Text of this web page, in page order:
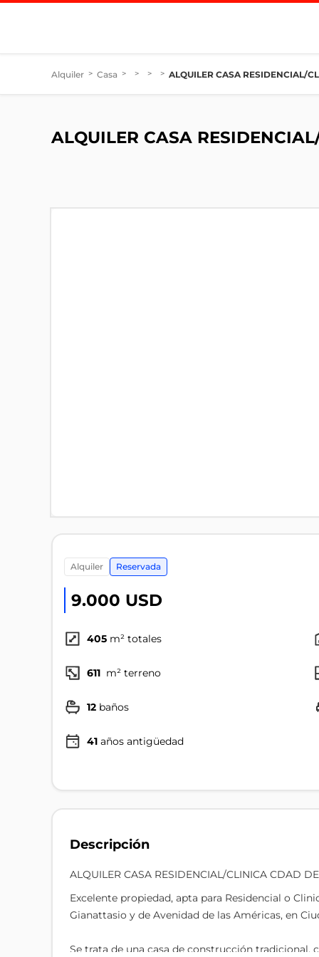
Alquiler > Casa > > > > ALQUILER CASA RESIDENCIAL/
ALQUILER CASA
alquiler Reservada
9.000 USD
405 m² totales
611 m² terreno
12 baños
41 años antigüedad
Descripción
ALQUILER CASA RESIDENCIAL/CLINICA CDAD
Excelente propiedad, apta para Residencial o
Gianattasio y de Avenidad de las Américas, en
Se trata de una casa de construcción